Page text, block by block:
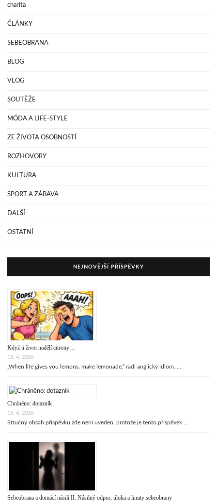
charita
ČLÁNKY
SEBEOBRANA
BLOG
VLOG
SOUTĚŽE
MÓDA A LIFE-STYLE
ZE ŽIVOTA OSOBNOSTÍ
ROZHOVORY
KULTURA
SPORT A ZÁBAVA
DALŠÍ
OSTATNÍ
NEJNOVĚJŠÍ PŘÍSPĚVKY
Když ti život nadělí citrony…
18. 4. 2026
„When life gives you lemons, make lemonade,“ radí anglický idiom. …
Chráněno: dotazník
18. 4. 2026
Stručný obsah příspěvku zde není uveden, protože je tento příspěvek …
Sebeobrana a domácí násilí II: Násilný odpor, úloha a limity sebeobrany